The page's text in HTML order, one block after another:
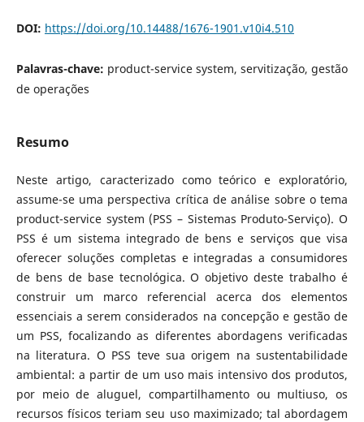
DOI: https://doi.org/10.14488/1676-1901.v10i4.510
Palavras-chave: product-service system, servitização, gestão
de operações
Resumo
Neste artigo, caracterizado como teórico e exploratório,
assume-se uma perspectiva crítica de análise sobre o tema
product-service system (PSS – Sistemas Produto-Serviço). O
PSS é um sistema integrado de bens e serviços que visa
oferecer soluções completas e integradas a consumidores
de bens de base tecnológica. O objetivo deste trabalho é
construir um marco referencial acerca dos elementos
essenciais a serem considerados na concepção e gestão de
um PSS, focalizando as diferentes abordagens verificadas
na literatura. O PSS teve sua origem na sustentabilidade
ambiental: a partir de um uso mais intensivo dos produtos,
por meio de aluguel, compartilhamento ou multiuso, os
recursos físicos teriam seu uso maximizado; tal abordagem